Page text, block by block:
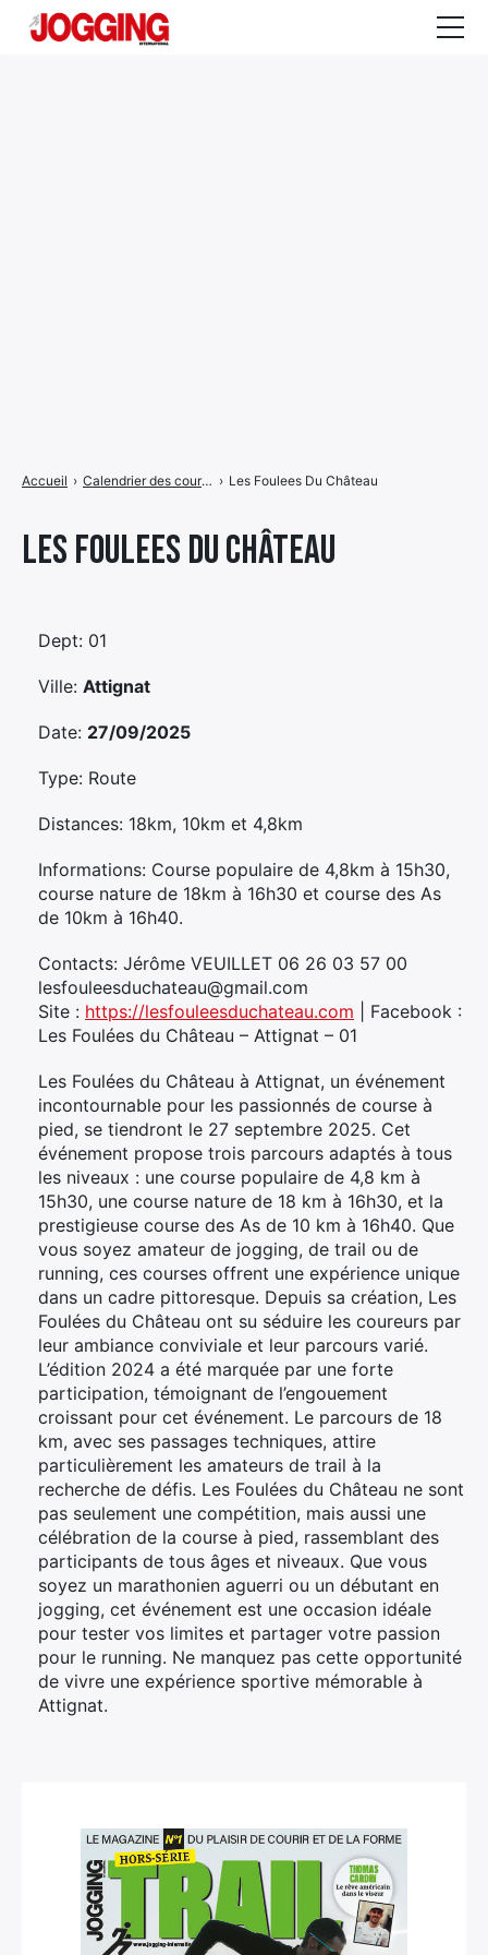
Les Foulees Du Château
Accueil › Calendrier des courses › Les Foulees Du Château
Dept: 01
Ville: Attignat
Date: 27/09/2025
Type: Route
Distances: 18km, 10km et 4,8km
Informations: Course populaire de 4,8km à 15h30,
course nature de 18km à 16h30 et course des As
de 10km à 16h40.
Contacts: Jérôme VEUILLET 06 26 03 57 00
lesfouleesduchateau@gmail.com
Site : https://lesfouleesduchateau.com | Facebook :
Les Foulées du Château – Attignat – 01
Les Foulées du Château à Attignat, un événement
incontournable pour les passionnés de course à
pied, se tiendront le 27 septembre 2025. Cet
événement propose trois parcours adaptés à tous
les niveaux : une course populaire de 4,8 km à
15h30, une course nature de 18 km à 16h30, et la
prestigieuse course des As de 10 km à 16h40. Que
vous soyez amateur de jogging, de trail ou de
running, ces courses offrent une expérience unique
dans un cadre pittoresque. Depuis sa création, Les
Foulées du Château ont su séduire les coureurs par
leur ambiance conviviale et leur parcours varié.
L’édition 2024 a été marquée par une forte
participation, témoignant de l’engouement
croissant pour cet événement. Le parcours de 18
km, avec ses passages techniques, attire
particulièrement les amateurs de trail à la
recherche de défis. Les Foulées du Château ne sont
pas seulement une compétition, mais aussi une
célébration de la course à pied, rassemblant des
participants de tous âges et niveaux. Que vous
soyez un marathonien aguerri ou un débutant en
jogging, cet événement est une occasion idéale
pour tester vos limites et partager votre passion
pour le running. Ne manquez pas cette opportunité
de vivre une expérience sportive mémorable à
Attignat.
Élément
de
ÉlémentÉlément